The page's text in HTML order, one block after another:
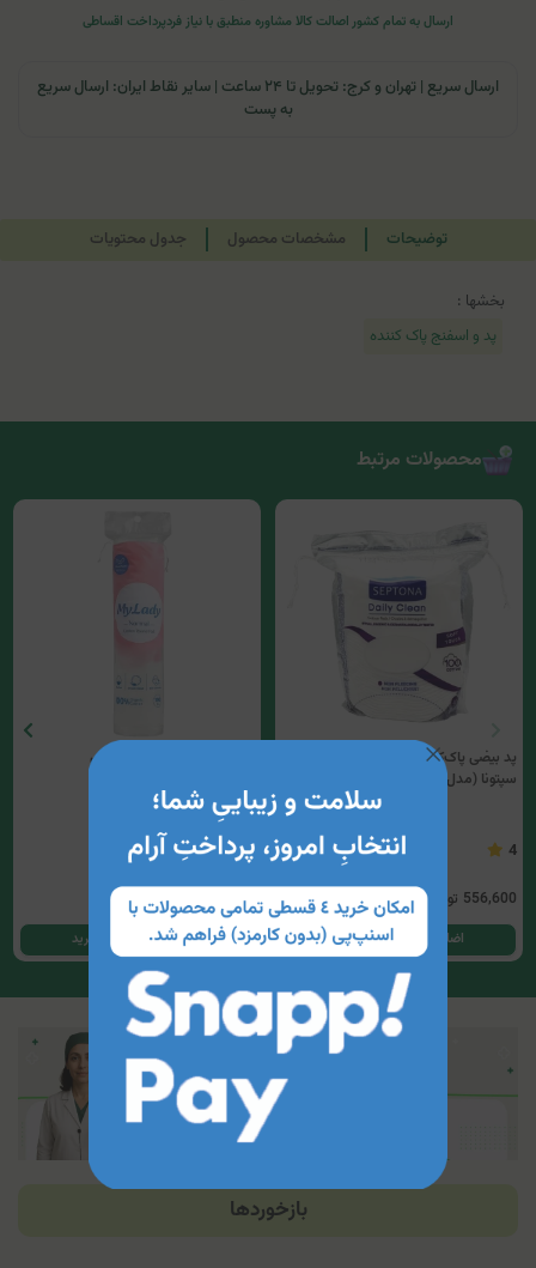
ارسال به تمام کشوراصالت کالا مشاوره منطبق با نیاز فردپرداخت اقساطی
ارسال سریع | تهران و کرج: تحویل تا ۲۴ ساعت | سایر نقاط ایران: ارسال سریع
به پست
توضیحات مشخصات محصول جدول محتویات
بخشها :
پد و اسفنج پاک کننده
محصولات مرتبط
سپتونا (مدل soft touch)
4
556,600 تومان
اضافه کردن به سبد خرید
پد پاک‌کننده آرایش مای لیدی
3
380,000 تومان
اضافه کردن به سبد خرید
بازخوردها